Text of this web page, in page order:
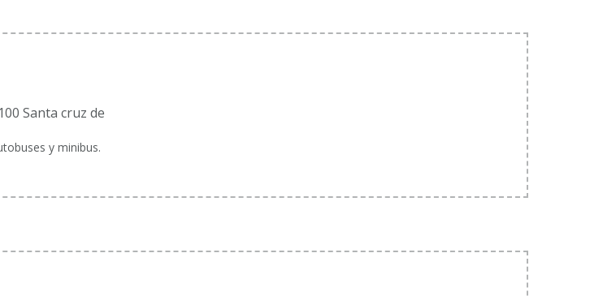
Santa cruz de
y minibus.